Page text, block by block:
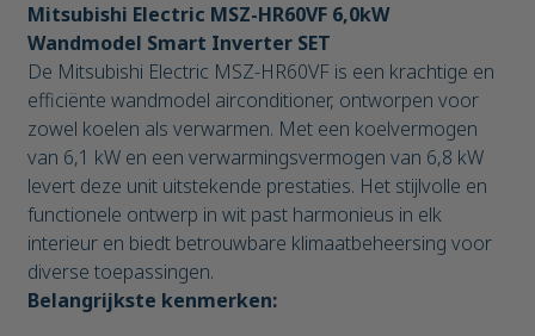
Mitsubishi Electric MSZ-HR60VF 6,0kW
Wandmodel Smart Inverter SET
De Mitsubishi Electric MSZ-HR60VF is een krachtige en
efficiënte wandmodel airconditioner, ontworpen voor
zowel koelen als verwarmen. Met een koelvermogen
van 6,1 kW en een verwarmingsvermogen van 6,8 kW
levert deze unit uitstekende prestaties. Het stijlvolle en
functionele ontwerp in wit past harmonieus in elk
interieur en biedt betrouwbare klimaatbeheersing voor
diverse toepassingen.
Belangrijkste kenmerken: